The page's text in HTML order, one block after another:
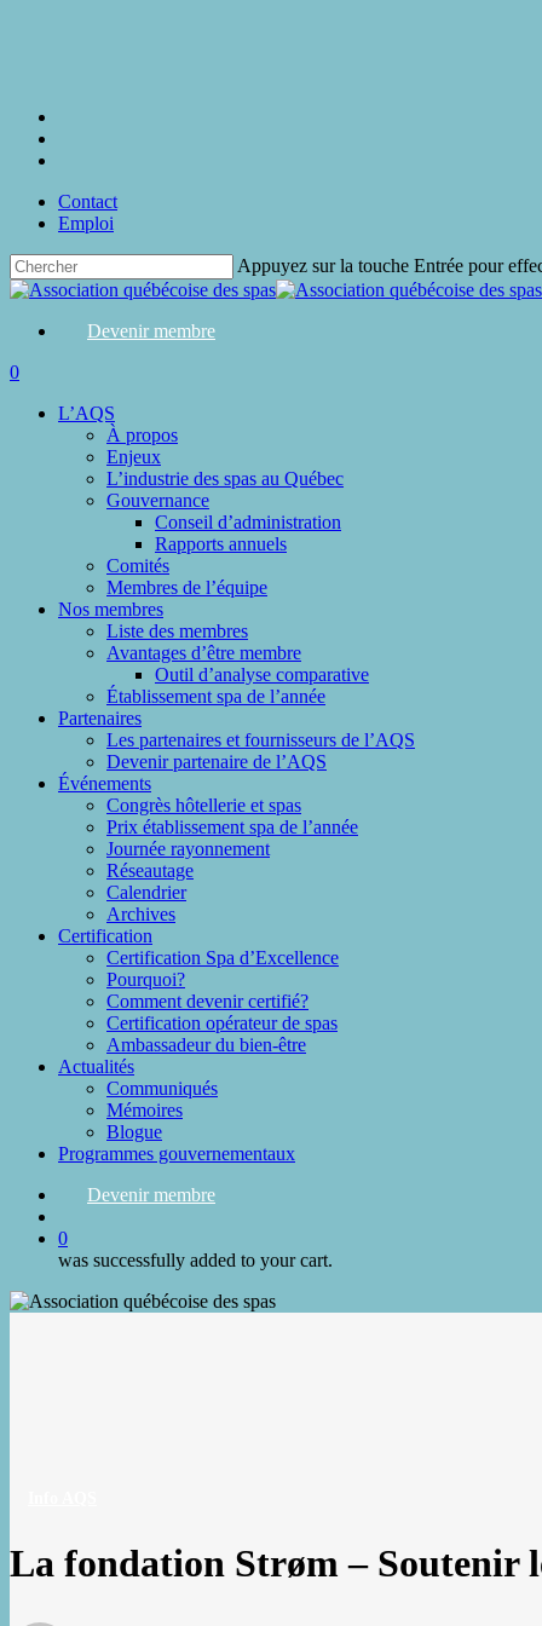
Contact
Emploi
Appuyez sur la touche Entrée pour
Close
Devenir membre
search
0
L’AQS
À propos
Enjeux
L’industrie des spas au Québec
Gouvernance
Conseil d’administration
Rapports annuels
Comités
Membres de l’équipe
Nos membres
Liste des membres
Avantages d’être membre
Outil d’analyse comparative
Établissement spa de l’année
Partenaires
Les partenaires et fournisseurs de l’AQS
Devenir partenaire de l’AQS
Événements
Congrès hôtellerie et spas
Prix établissement spa de l’année
Journée rayonnement
Réseautage
Calendrier
Archives
Certification
Certification Spa d’Excellence
Pourquoi?
Comment devenir certifié?
Certification opérateur de spas
Ambassadeur du bien-être
Actualités
Communiqués
Mémoires
Blogue
Programmes gouvernementaux
Devenir membre
0
was successfully added to your cart.
La fondation Strøm – Soutenir